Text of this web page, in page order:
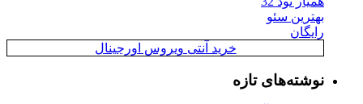
بهترین سئو
رایگان
خرید آنتی ویروس اورجینال
نوشته‌های تازه